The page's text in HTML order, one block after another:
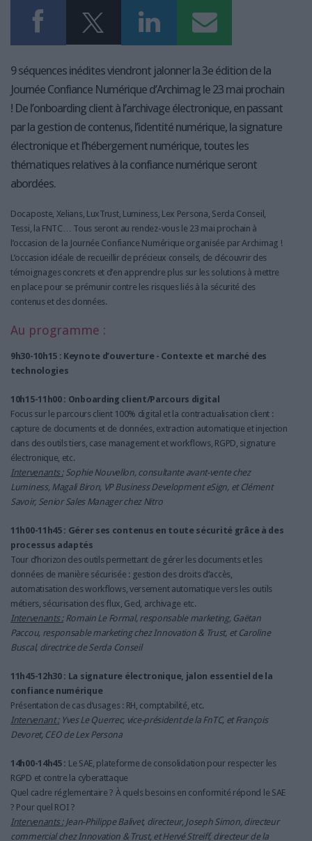
9 séquences inédites viendront jalonner la 3e édition de la
Journée Confiance Numérique d’Archimag le 23 mai prochain
! De l’onboarding client à l’archivage électronique, en passant
par la gestion de contenus, l’identité numérique, la signature
électronique et l’hébergement numérique, toutes les
thématiques relatives à la confiance numérique seront
abordées.
Docaposte, Xelians, LuxTrust, Luminess, Lex Persona, Serda Conseil,
Tessi, la FNTC… Tous seront au rendez-vous le 23 mai prochain à
l’occasion de la Journée Confiance Numérique organisée par Archimag !
L’occasion idéale de recueillir de précieux conseils, de découvrir des
témoignages concrets et d’en apprendre plus sur les solutions à mettre
en place pour se prémunir contre les risques liés à la sécurité des
contenus et des données.
Au programme :
9h30-10h15 : Keynote d’ouverture - Contexte et marché des
technologies
10h15-11h00 : Onboarding client/Parcours digital
Focus sur le parcours client 100% digital et la contractualisation client :
capture de documents et de données, extraction automatique et injection
dans des outils tiers, case management et workflows, RGPD, signature
électronique, etc.
Intervenants :Sophie Nouvellon, consultante avant-vente chez
Luminess, Magali Biron, VP Business Development eSign, et Clément
Savoir, Senior Sales Manager chez Nitro
11h00-11h45 : Gérer ses contenus en toute sécurité grâce à des
processus adaptés
Tour d’horizon des outils permettant de gérer les documents et les
données de manière sécurisée : gestion des droits d’accès,
automatisation des workflows, versement automatique vers les outils
métiers, sécurisation des flux, Ged, archivage etc.
Intervenants :Romain Le Formal, responsable marketing, Gaëtan
Paccou, responsable marketing chez Innovation & Trust, et Caroline
Buscal, directrice de Serda Conseil
11h45-12h30 : La signature électronique, jalon essentiel de la
confiance numérique
Présentation de cas d’usages : RH, comptabilité, etc.
Intervenant :Yves Le Querrec, vice-président de la FnTC, et François
Devoret, CEO de Lex Persona
14h00-14h45 : Le SAE, plateforme de consolidation pour respecter les
RGPD et contre la cyberattaque
Quel cadre réglementaire ? À quels besoins en conformité répond le SAE
? Pour quel ROI ?
Intervenants :Jean-Philippe Balivet, directeur, Joseph Simon, directeur
commercial chez Innovation & Trust, et Hervé Streiff, directeur de la